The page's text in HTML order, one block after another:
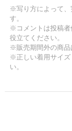
※写り方によって、
す。
※コメントは投稿者
役立てください。
※販売期間外の商品
※正しい着用サイズ
い。